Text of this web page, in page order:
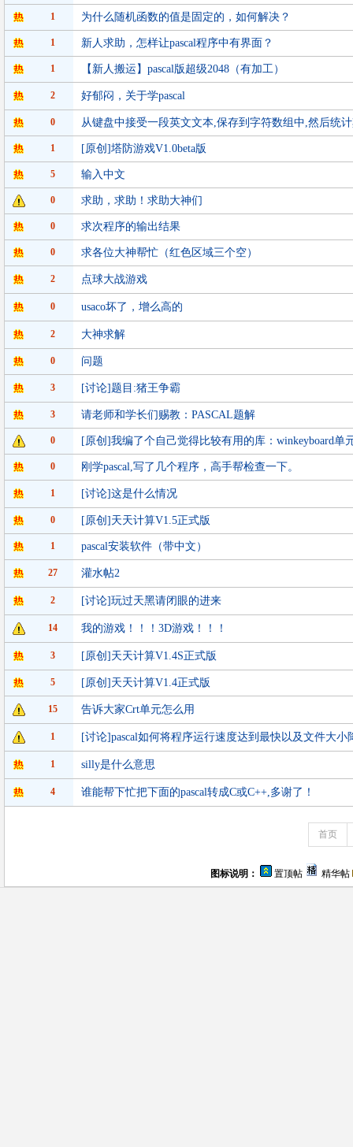
1 为什么随机函数的值是固定的，如何解决？
1 新人求助，怎样让pascal程序中有界面？
1 【新人搬运】pascal版超级2048（有加工）
2 好郁闷，关于学pascal
0 从键盘中接受一段英文文本,保存到字符数组中,然后统
1 [原创]塔防游戏V1.0beta版
5 输入中文
0 求助，求助！求助大神们
0 求次程序的输出结果
0 求各位大神帮忙（红色区域三个空）
2 点球大战游戏
0 usaco坏了，增么高的
2 大神求解
0 问题
3 [讨论]题目:猪王争霸
3 请老师和学长们赐教：PASCAL题解
0 [原创]我编了个自己觉得比较有用的库：winkeyboard单
0 刚学pascal,写了几个程序，高手帮检查一下。
1 [讨论]这是什么情况
0 [原创]天天计算V1.5正式版
1 pascal安装软件（带中文）
27 灌水帖2
2 [讨论]玩过天黑请闭眼的进来
14 我的游戏！！！3D游戏！！！
3 [原创]天天计算V1.4S正式版
5 [原创]天天计算V1.4正式版
15 告诉大家Crt单元怎么用
1 [讨论]pascal如何将程序运行速度达到最快以及文件大小
1 silly是什么意思
4 谁能帮下忙把下面的pascal转成C或C++,多谢了！
首页
图标说明： 置顶帖 精华帖